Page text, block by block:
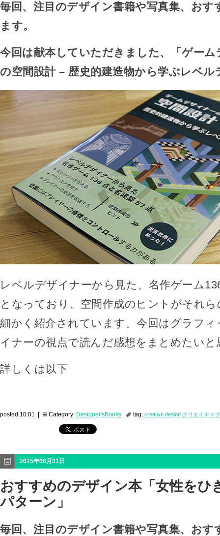
毎回、注目のデザイン書籍や写真集、おす
ます。
今回は献本していただきました、「ゲー
の空間設計 – 歴史的建造物から学ぶレベ
レベルデザイナーから見た、名作ゲーム
となっており、空間作成のヒントがそれ
細かく紹介されています。今回はグラフ
イナーの視点で読んだ感想をまとめたいと
詳しくは以下
posted 10:01 | Category: Designer'sBooks tag: creative design クリエイティブ
2015年06月01日
おすすめのデザイン本「女性をひ
パターン」
毎回、注目のデザイン書籍や写真集、おす